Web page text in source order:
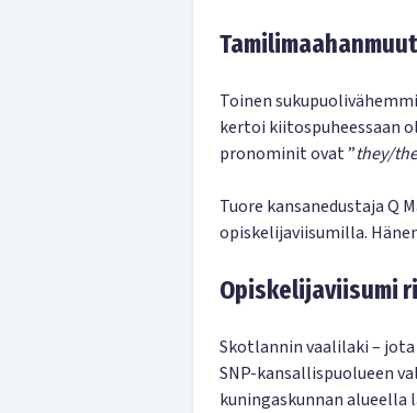
Toinen
kertoi kiitospuheessaan
pronominit ovat ”they/
Tuore kansanedustaja Q
opiskelijaviisumilla.
Opiskelijaviisumi
Skotlannin vaalilaki – jota
SNP-kansallispuolueen
kuningaskunnan